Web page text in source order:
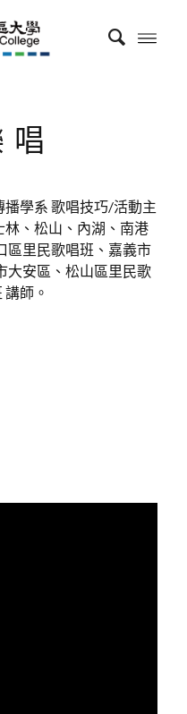
學系 歌唱技巧/活動主
、松山、內湖、南港
區里民歌唱班、嘉義市
大安區、松山區里民歌
師。